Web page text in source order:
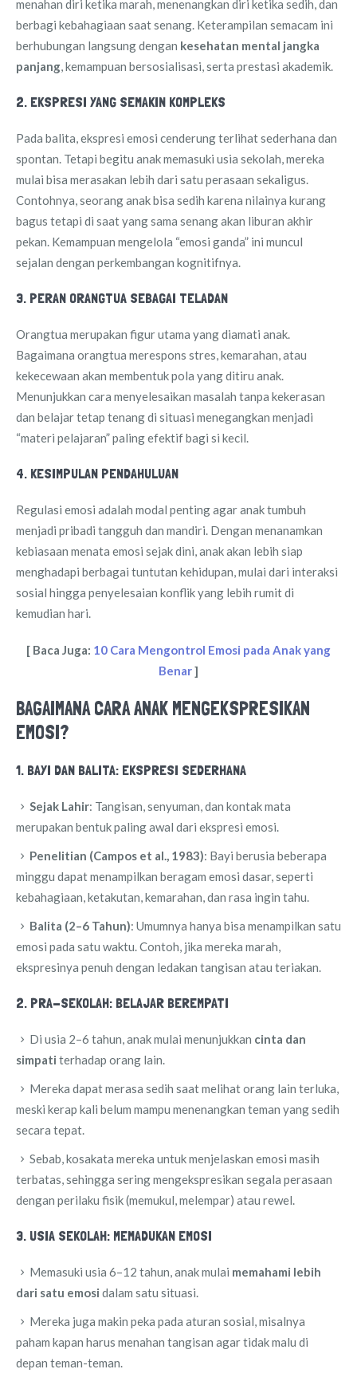
menahan diri ketika marah, menenangkan diri ketika sedih, dan
berbagi kebahagiaan saat senang. Keterampilan semacam ini
berhubungan langsung dengan kesehatan mental jangka
panjang, kemampuan bersosialisasi, serta prestasi akademik.
2. EKSPRESI YANG SEMAKIN KOMPLEKS
Pada balita, ekspresi emosi cenderung terlihat sederhana dan
spontan. Tetapi begitu anak memasuki usia sekolah, mereka
mulai bisa merasakan lebih dari satu perasaan sekaligus.
Contohnya, seorang anak bisa sedih karena nilainya kurang
bagus tetapi di saat yang sama senang akan liburan akhir
pekan. Kemampuan mengelola “emosi ganda” ini muncul
sejalan dengan perkembangan kognitifnya.
3. PERAN ORANGTUA SEBAGAI TELADAN
Orangtua merupakan figur utama yang diamati anak.
Bagaimana orangtua merespons stres, kemarahan, atau
kekecewaan akan membentuk pola yang ditiru anak.
Menunjukkan cara menyelesaikan masalah tanpa kekerasan
dan belajar tetap tenang di situasi menegangkan menjadi
“materi pelajaran” paling efektif bagi si kecil.
4. KESIMPULAN PENDAHULUAN
Regulasi emosi adalah modal penting agar anak tumbuh
menjadi pribadi tangguh dan mandiri. Dengan menanamkan
kebiasaan menata emosi sejak dini, anak akan lebih siap
menghadapi berbagai tuntutan kehidupan, mulai dari interaksi
sosial hingga penyelesaian konflik yang lebih rumit di
kemudian hari.
[ Baca Juga: 10 Cara Mengontrol Emosi pada Anak yang
Benar]
BAGAIMANA CARA ANAK MENGEKSPRESIKAN
EMOSI?
1. BAYI DAN BALITA: EKSPRESI SEDERHANA
Sejak Lahir: Tangisan, senyuman, dan kontak mata
merupakan bentuk paling awal dari ekspresi emosi.
Penelitian (Campos et al., 1983): Bayi berusia beberapa
minggu dapat menampilkan beragam emosi dasar, seperti
kebahagiaan, ketakutan, kemarahan, dan rasa ingin tahu.
Balita (2–6 Tahun): Umumnya hanya bisa menampilkan satu
emosi pada satu waktu. Contoh, jika mereka marah,
ekspresinya penuh dengan ledakan tangisan atau teriakan.
2. PRA-SEKOLAH: BELAJAR BEREMPATI
Di usia 2–6 tahun, anak mulai menunjukkan cinta dan
simpati terhadap orang lain.
Mereka dapat merasa sedih saat melihat orang lain terluka,
meski kerap kali belum mampu menenangkan teman yang sedih
secara tepat.
Sebab, kosakata mereka untuk menjelaskan emosi masih
terbatas, sehingga sering mengekspresikan segala perasaan
dengan perilaku fisik (memukul, melempar) atau rewel.
3. USIA SEKOLAH: MEMADUKAN EMOSI
Memasuki usia 6–12 tahun, anak mulai memahami lebih
dari satu emosi dalam satu situasi.
Mereka juga makin peka pada aturan sosial, misalnya
paham kapan harus menahan tangisan agar tidak malu di
depan teman-teman.